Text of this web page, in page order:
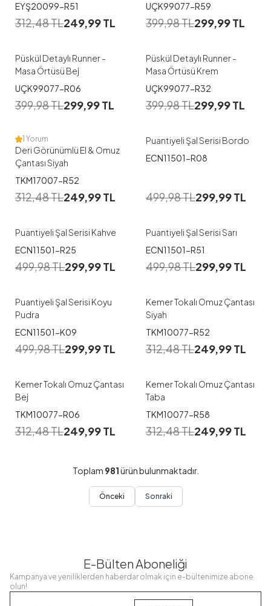
EYŞ20099-R51
312,48TL249,99TL
UÇK99077-R59
399,98TL299,99TL
Püskül Detaylı Runner -
Masa Örtüsü Bej
UÇK99077-R06
399,98TL299,99TL
Püskül Detaylı Runner -
Masa Örtüsü Krem
UÇK99077-R32
399,98TL299,99TL
1 Yorum
Deri Görünümlü El & Omuz
Çantası Siyah
TKM17007-R52
312,48TL249,99TL
Puantiyeli Şal Serisi Bordo
ECN11501-R08
499,98TL299,99TL
Puantiyeli Şal Serisi Kahve
ECN11501-R25
499,98TL299,99TL
Puantiyeli Şal Serisi Sarı
ECN11501-R51
499,98TL299,99TL
Puantiyeli Şal Serisi Koyu
Pudra
ECN11501-K09
499,98TL299,99TL
Kemer Tokalı Omuz Çantası
Siyah
TKM10077-R52
312,48TL249,99TL
Kemer Tokalı Omuz Çantası
Bej
TKM10077-R06
312,48TL249,99TL
Kemer Tokalı Omuz Çantası
Taba
TKM10077-R58
312,48TL249,99TL
Toplam 981ürün bulunmaktadır.
Önceki Sonraki
E-Bülten Aboneliği
Kampanya ve yeniliklerden haberdar olmak için e-bültenimize abone
olun!